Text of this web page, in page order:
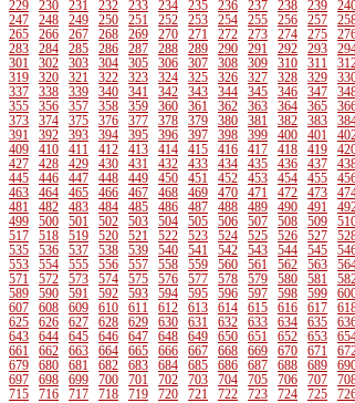
229 230 231 232 233 234 235 236 237 238 239
247 248 249 250 251 252 253 254 255 256 257
265 266 267 268 269 270 271 272 273 274 275
283 284 285 286 287 288 289 290 291 292 293
301 302 303 304 305 306 307 308 309 310 311
319 320 321 322 323 324 325 326 327 328 329
337 338 339 340 341 342 343 344 345 346 347
355 356 357 358 359 360 361 362 363 364 365
373 374 375 376 377 378 379 380 381 382 383
391 392 393 394 395 396 397 398 399 400 401
409 410 411 412 413 414 415 416 417 418 419
427 428 429 430 431 432 433 434 435 436 437
445 446 447 448 449 450 451 452 453 454 455
463 464 465 466 467 468 469 470 471 472 473
481 482 483 484 485 486 487 488 489 490 491
499 500 501 502 503 504 505 506 507 508 509
517 518 519 520 521 522 523 524 525 526 527
535 536 537 538 539 540 541 542 543 544 545
553 554 555 556 557 558 559 560 561 562 563
571 572 573 574 575 576 577 578 579 580 581
589 590 591 592 593 594 595 596 597 598 599
607 608 609 610 611 612 613 614 615 616 617
625 626 627 628 629 630 631 632 633 634 635
643 644 645 646 647 648 649 650 651 652 653
661 662 663 664 665 666 667 668 669 670 671
679 680 681 682 683 684 685 686 687 688 689
697 698 699 700 701 702 703 704 705 706 707
715 716 717 718 719 720 721 722 723 724 725